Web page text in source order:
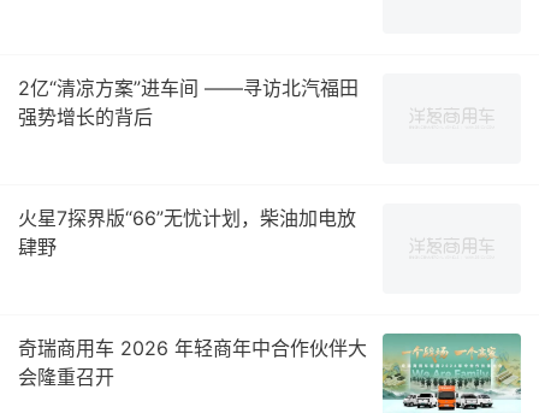
2亿“清凉方案”进车间 ——寻访北汽福田
强势增长的背后
火星7探界版“66”无忧计划，柴油加电放
肆野
奇瑞商用车 2026 年轻商年中合作伙伴大
会隆重召开